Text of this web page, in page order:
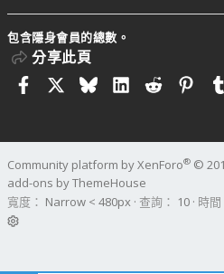
包含隱身會員的總數。
分享此頁
FacebookBlueskyLinkedIn
Reddit
Community platform by XenForo® ©
add-ons by ThemeHouse
寬度
查詢 10 時間